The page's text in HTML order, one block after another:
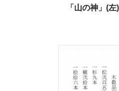
「山の神」(